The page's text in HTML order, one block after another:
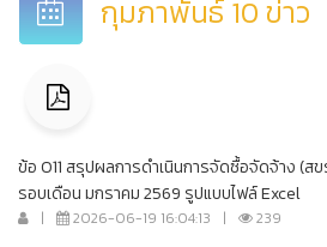
กุมภาพันธ์ 10 ข่าว
ข้อ O11 สรุปผลการดำเนินการจัดซื้อจัดจ้าง (ส
รอบเดือน มกราคม 2569 รูปแบบไฟล์ Excel
| 2026-06-19 16:04:13 | 239